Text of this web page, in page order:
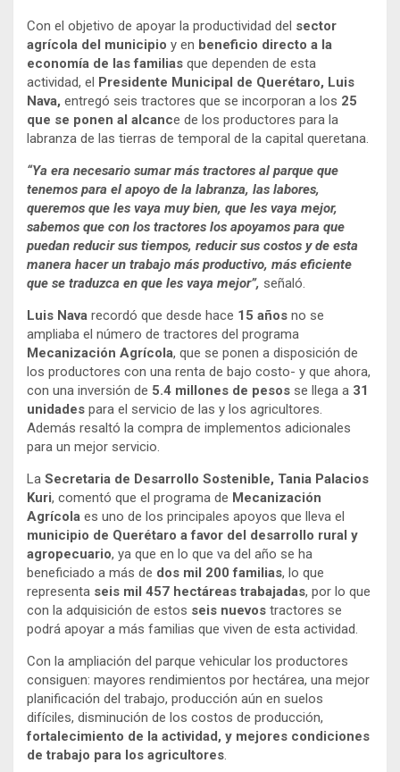
Con el objetivo de apoyar la productividad del sector
agrícola del municipio y en beneficio directo a la
economía de las familias que dependen de esta
actividad, el Presidente Municipal de Querétaro, Luis
Nava, entregó seis tractores que se incorporan a los 25
que se ponen al alcance de los productores para la
labranza de las tierras de temporal de la capital queretana.
“Ya era necesario sumar más tractores al parque que
tenemos para el apoyo de la labranza, las labores,
queremos que les vaya muy bien, que les vaya mejor,
sabemos que con los tractores los apoyamos para que
puedan reducir sus tiempos, reducir sus costos y de esta
manera hacer un trabajo más productivo, más eficiente
que se traduzca en que les vaya mejor”, señaló.
Luis Nava recordó que desde hace 15 años no se
ampliaba el número de tractores del programa
Mecanización Agrícola, que se ponen a disposición de
los productores con una renta de bajo costo- y que ahora,
con una inversión de 5.4 millones de pesos se llega a 31
unidades para el servicio de las y los agricultores.
Además resaltó la compra de implementos adicionales
para un mejor servicio.
La Secretaria de Desarrollo Sostenible, Tania Palacios
Kuri, comentó que el programa de Mecanización
Agrícola es uno de los principales apoyos que lleva el
municipio de Querétaro a favor del desarrollo rural y
agropecuario, ya que en lo que va del año se ha
beneficiado a más de dos mil 200 familias, lo que
representa seis mil 457 hectáreas trabajadas, por lo que
con la adquisición de estos seis nuevos tractores se
podrá apoyar a más familias que viven de esta actividad.
Con la ampliación del parque vehicular los productores
consiguen: mayores rendimientos por hectárea, una mejor
planificación del trabajo, producción aún en suelos
difíciles, disminución de los costos de producción,
fortalecimiento de la actividad, y mejores condiciones
de trabajo para los agricultores